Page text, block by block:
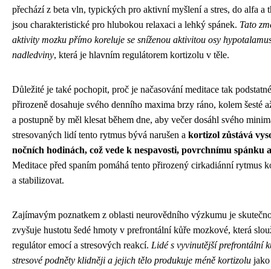
přechází z beta vln, typických pro aktivní myšlení a stres, do alfa a
jsou charakteristické pro hlubokou relaxaci a lehký spánek. Tato
aktivity mozku přímo koreluje se sníženou aktivitou osy
nadledviny, která je hlavním regulátorem kortizolu v těle.
Důležité je také pochopit, proč je načasování meditace tak
přirozeně dosahuje svého denního maxima brzy ráno, kolem šesté
a postupně by měl klesat během dne, aby večer dosáhl svého
stresovaných lidí tento rytmus bývá narušen a kortizol zůstává
nočních hodinách, což vede k nespavosti, povrchnímu spánku
Meditace před spaním pomáhá tento přirozený cirkadiánní rytmus
a stabilizovat.
Zajímavým poznatkem z oblasti neurovědního výzkumu je
zvyšuje hustotu šedé hmoty v prefrontální kůře mozkové, která
regulátor emocí a stresových reakcí. Lidé s vyvinutější prefrontální
stresové podněty klidněji a jejich tělo produkuje méně kortizolu